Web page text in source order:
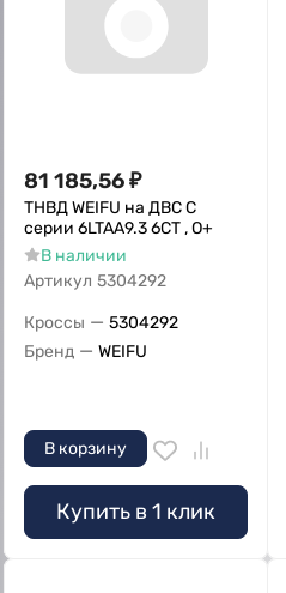
81 185,56₽
ТНВД WEIFU на ДВС C
серии 6LTAA9.3 6CT , О+
В наличии
Артикул 5304292
Кроссы — 5304292
Бренд — WEIFU
В корзину
Купить в 1 клик